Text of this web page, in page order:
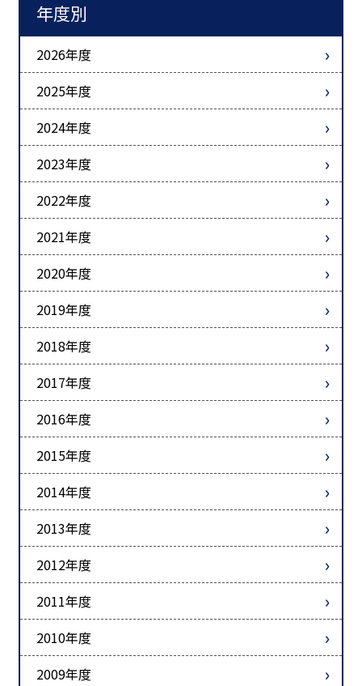
年度別
2026年度
2025年度
2024年度
2023年度
2022年度
2021年度
2020年度
2019年度
2018年度
2017年度
2016年度
2015年度
2014年度
2013年度
2012年度
2011年度
2010年度
2009年度